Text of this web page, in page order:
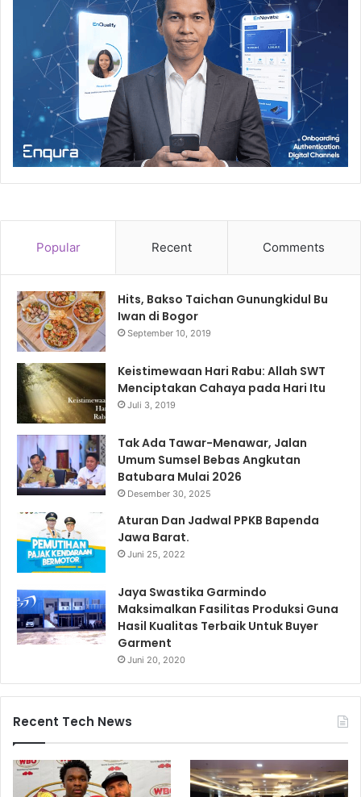
Popular Recent Comments
Hits, Bakso Taichan Gunungkidul Bu
Iwan di Bogor
September 10, 2019
Keistimewaan Hari Rabu: Allah SWT
Menciptakan Cahaya pada Hari Itu
Juli 3, 2019
Tak Ada Tawar-Menawar, Jalan
Umum Sumsel Bebas Angkutan
Batubara Mulai 2026
Desember 30, 2025
Aturan Dan Jadwal PPKB Bapenda
Jawa Barat.
Juni 25, 2022
Jaya Swastika Garmindo
Maksimalkan Fasilitas Produksi Guna
Hasil Kualitas Terbaik Untuk Buyer
Garment
Juni 20, 2020
Recent Tech News